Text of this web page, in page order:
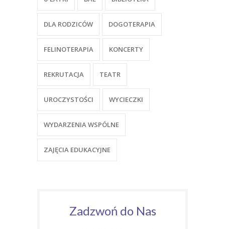
DLA RODZICÓW DOGOTERAPIA
FELINOTERAPIA KONCERTY
REKRUTACJA TEATR
UROCZYSTOŚCI WYCIECZKI
WYDARZENIA WSPÓLNE
ZAJĘCIA EDUKACYJNE
Zadzwoń do Nas